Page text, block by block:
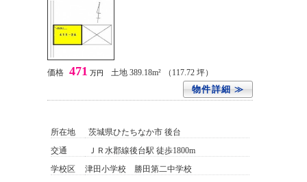
価格 471 万円 土地 389.18m² （117.72 坪）
物件詳細 ≫
所在地
茨城県ひたちなか市 後台
交通
ＪＲ水郡線後台駅 徒歩1800m
学校区
津田小学校 勝田第二中学校